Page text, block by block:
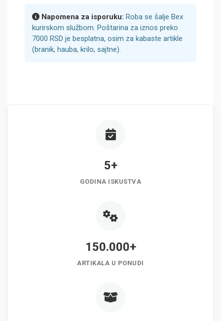
Napomena za isporuku: Roba se šalje Bex
kurirskom službom. Poštarina za iznos preko
7000 RSD je besplatna, osim za kabaste artikle
(branik, hauba, krilo, sajtne).
5+
GODINA ISKUSTVA
150.000+
ARTIKALA U PONUDI